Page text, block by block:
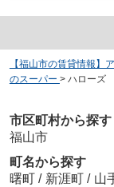
【福山市の賃貸情報】
のスーパー > ハローズ
市区町村から探す
福山市
町名から探す
曙町 / 新涯町 / 山